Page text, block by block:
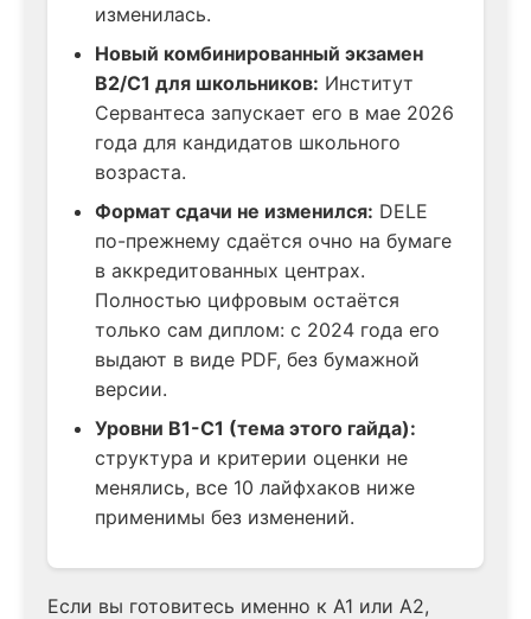
изменилась.
Новый комбинированный экзамен
B2/C1 для школьников: Институт
Сервантеса запускает его в мае 2026
года для кандидатов школьного
возраста.
Формат сдачи не изменился: DELE
по-прежнему сдаётся очно на бумаге
в аккредитованных центрах.
Полностью цифровым остаётся
только сам диплом: с 2024 года его
выдают в виде PDF, без бумажной
версии.
Уровни B1-C1 (тема этого гайда):
структура и критерии оценки не
менялись, все 10 лайфхаков ниже
применимы без изменений.
Если вы готовитесь именно к A1 или A2,